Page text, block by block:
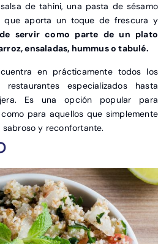
EN
de tahini, una pasta de sésamo
que aporta un toque de frescura y
servir como parte de un plato
ensaladas, hummus o tabulé.
en prácticamente todos los
especializados hasta
Es una opción popular para
para aquellos que simplemente
y reconfortante.